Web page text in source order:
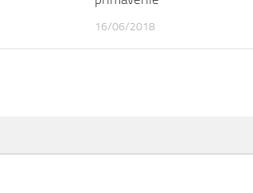
16/06/2018